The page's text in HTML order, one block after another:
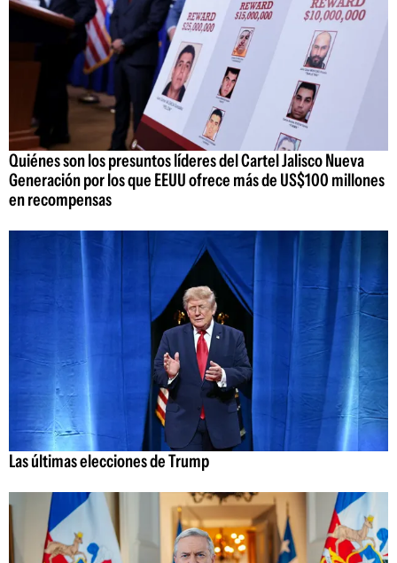
Quiénes son los presuntos líderes del Cartel Jalisco Nueva
Generación por los que EEUU ofrece más de US$100 millones
en recompensas
Las últimas elecciones de Trump